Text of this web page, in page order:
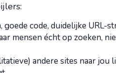
goede code, duidelijke URL-
mensen écht op zoeken,
andere sites naar jou